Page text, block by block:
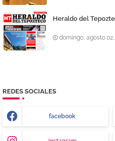
Heraldo del
domingo, agosto
REDES SOCIALES
facebook